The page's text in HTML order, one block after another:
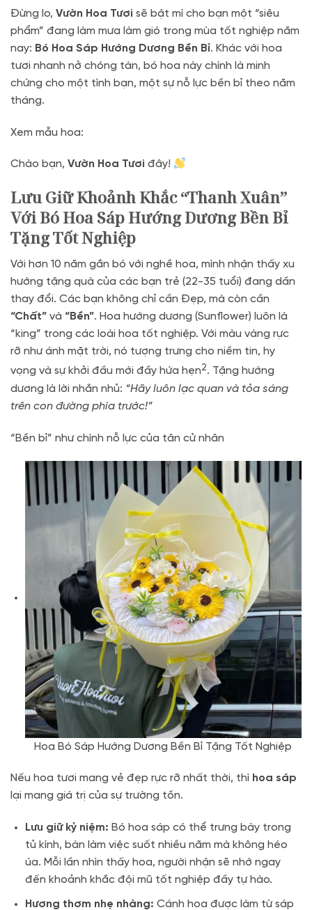
Đừng lo, Vườn Hoa Tươi sẽ bật mí cho bạn một “siêu
phẩm” đang làm mưa làm gió trong mùa tốt nghiệp năm
nay: Bó Hoa Sáp Hướng Dương Bền Bỉ. Khác với hoa
tươi nhanh nở chóng tàn, bó hoa này chính là minh
chứng cho một tình bạn, một sự nỗ lực bền bỉ theo năm
tháng.
Xem mẫu hoa:
Chào bạn, Vườn Hoa Tươi đây!
Lưu Giữ Khoảnh Khắc “Thanh Xuân”
Với Bó Hoa Sáp Hướng Dương Bền Bỉ
Tặng Tốt Nghiệp
Với hơn 10 năm gắn bó với nghề hoa, mình nhận thấy xu
hướng tặng quà của các bạn trẻ (22-35 tuổi) đang dần
thay đổi. Các bạn không chỉ cần Đẹp, mà còn cần
“Chất” và “Bền”. Hoa hướng dương (Sunflower) luôn là
“king” trong các loài hoa tốt nghiệp. Với màu vàng rực
rỡ như ánh mặt trời, nó tượng trưng cho niềm tin, hy
vọng và sự khởi đầu mới đầy hứa hẹn2. Tặng hướng
dương là lời nhắn nhủ: “Hãy luôn lạc quan và tỏa sáng
trên con đường phía trước!”
“Bền bỉ” như chính nỗ lực của tân cử nhân
Hoa Bó Sáp Hướng Dương Bền Bỉ Tặng Tốt Nghiệp
Nếu hoa tươi mang vẻ đẹp rực rỡ nhất thời, thì hoa sáp
lại mang giá trị của sự trường tồn.
Lưu giữ kỷ niệm: Bó hoa sáp có thể trưng bày trong
tủ kính, bàn làm việc suốt nhiều năm mà không héo
úa. Mỗi lần nhìn thấy hoa, người nhận sẽ nhớ ngay
đến khoảnh khắc đội mũ tốt nghiệp đầy tự hào.
Hương thơm nhẹ nhàng: Cánh hoa được làm từ sáp